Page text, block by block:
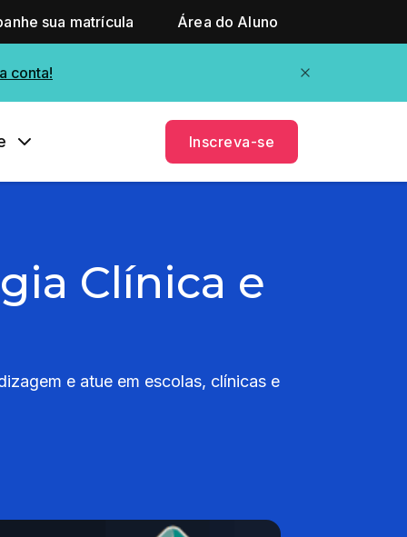
sua matrícula Área do Aluno
conta!
Inscreva-se
Clínica e
e atue em escolas, clínicas e